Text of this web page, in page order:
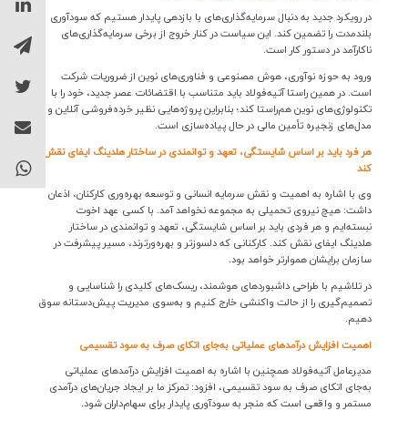
در رویکرد جدید به دنبال سرمایه‌گذاری‌های با بازدهی پایدار هستیم که سودآوری
بلندمدت را تضمین کند. این سیاست در کنار خروج از برخی سرمایه‌گذاری‌های
ناکارآمد در دستور کار است.
ورود به حوزه نوآوری، هوش مصنوعی و فناوری‌های نوین از ضروریات شرکت
است. در همین راستا آتیه‌فولاد باید متناسب با اقتضائات عصر جدید، خود را با
تکنولوژی‌های نوین هم‌راستا کند؛ بنابراین پروژه‌هایی نظیر خرده‌فروشی آنلاین و
مدل‌های زنجیره تأمین مالی در حال پیاده‌سازی است.
هر فرد باید بر اساس شایستگی، تعهد و توانمندی در ساختار هلدینگ ایفای نقش
کند
وی با اشاره به اهمیت و نقش سرمایه انسانی و توسعه بهره‌وری کارکنان، اذعان
داشت: هیچ نیروی تحمیلی به مجموعه نخواهد آمد. با کسی عهد اخوت
نبسته‌ایم و هر فردی باید بر اساس شایستگی، تعهد و توانمندی در ساختار
هلدینگ ایفای نقش کند. کارکنانی که دلسوزتر و بهره‌ورترند، مسیر پیشرفت در
سازمان برایشان هموارتر خواهد بود.
در تلاشیم با طراحی داشبوردهای هوشمند، ریسک‌های کلیدی را شناسایی و
تصمیم‌گیری را از حالت واکنشی خارج کنیم و به‌سوی مدیریت پیش‌دستانه سوق
دهیم.
اهمیت افزایش درآمدهای عملیاتی به‌جای اتکای صرف به سود تقسیمی
مدیرعامل آتیه‌فولاد همچنین با اشاره به اهمیت افزایش درآمدهای عملیاتی
به‌جای اتکای صرف به سود تقسیمی، افزود: تمرکز ما بر ایجاد جریان‌های درآمدی
مستمر و واقعی است که منجر به سودآوری پایدار برای سهام‌داران شود.